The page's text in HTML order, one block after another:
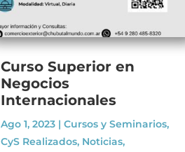
Curso Superior en
Negocios
Internacionales
Ago 1, 2023 |Cursos y Seminarios,
CyS Realizados, Noticias,